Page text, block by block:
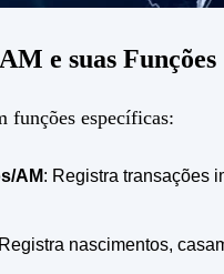
e suas Funções
funções específicas:
AM: Registra transações
nascimentos,